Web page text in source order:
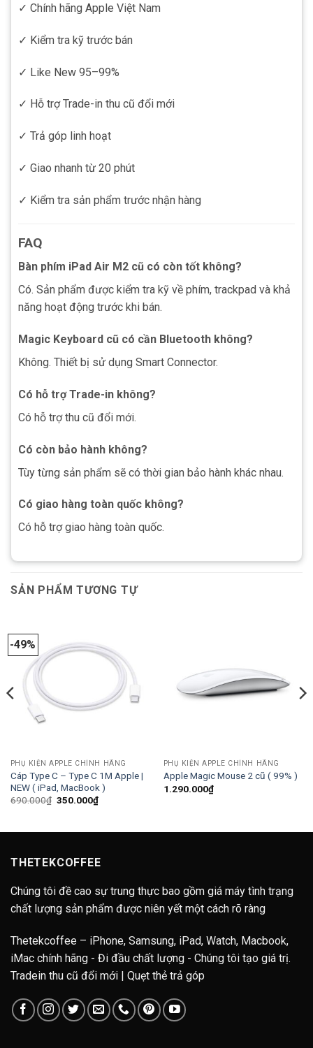
✓ Chính hãng Apple Việt Nam
✓ Kiểm tra kỹ trước bán
✓ Like New 95–99%
✓ Hỗ trợ Trade-in thu cũ đổi mới
✓ Trả góp linh hoạt
✓ Giao nhanh từ 20 phút
✓ Kiểm tra sản phẩm trước nhận hàng
FAQ
Bàn phím iPad Air M2 cũ có còn tốt không?
Có. Sản phẩm được kiểm tra kỹ về phím, trackpad và khả
năng hoạt động trước khi bán.
Magic Keyboard cũ có cần Bluetooth không?
Không. Thiết bị sử dụng Smart Connector.
Có hỗ trợ Trade-in không?
Có hỗ trợ thu cũ đổi mới.
Có còn bảo hành không?
Tùy từng sản phẩm sẽ có thời gian bảo hành khác nhau.
Có giao hàng toàn quốc không?
Có hỗ trợ giao hàng toàn quốc.
SẢN PHẨM TƯƠNG TỰ
-49%
PHỤ KIỆN APPLE CHÍNH HÃNG
Cáp Type C – Type C 1M Apple |
NEW ( iPad, MacBook )
690.000₫ Giá
350.000₫Giá
hiện
350.000₫.
PHỤ KIỆN APPLE CHÍNH HÃNG
Apple Magic Mouse 2 cũ ( 99% )
1.290.000₫
THETEKCOFFEE
Chúng tôi đề cao sự trung thực bao gồm giá máy tình trạng
chất lượng sản phẩm được niên yết một cách rõ ràng
Thetekcoffee – iPhone, Samsung, iPad, Watch, Macbook,
iMac chính hãng - Đi đầu chất lượng - Chúng tôi tạo giá trị.
Tradein thu cũ đổi mới | Quẹt thẻ trả góp